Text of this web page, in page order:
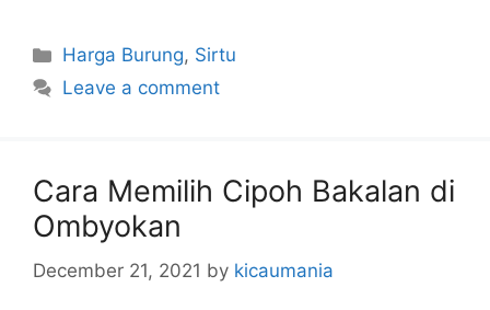
Categories
Harga Burung, Sirtu
Leave a comment
Cara Memilih Cipoh Bakalan di
Ombyokan
December 21, 2021 by kicaumania